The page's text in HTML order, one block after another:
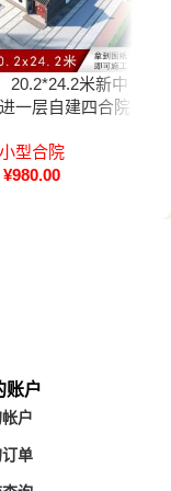
20.2*24.2米新中
一层自建四合院
小型合院
¥980.00
账户
户
单